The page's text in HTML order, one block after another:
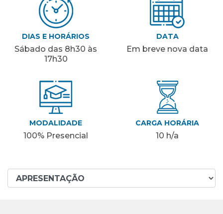
DIAS E HORÁRIOS
Sábado das 8h30 às
17h30
DATA
Em breve nova data
MODALIDADE
100% Presencial
CARGA HORÁRIA
10 h/a